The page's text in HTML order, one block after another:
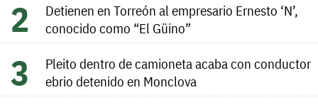
Detienen en Torreón al empresario Ernesto ‘N’,
conocido como “El Güino”
Pleito dentro de camioneta acaba con conductor
ebrio detenido en Monclova